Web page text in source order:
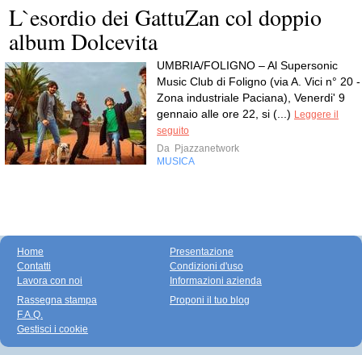
L`esordio dei GattuZan col doppio
album Dolcevita
UMBRIA/FOLIGNO – Al Supersonic
Music Club di Foligno (via A. Vici n° 20 -
Zona industriale Paciana), Venerdi' 9
gennaio alle ore 22, si (...) Leggere il
seguito
Da Pjazzanetwork
MUSICA
Home
Contatti
Lavora con noi
Presentazione
Condizioni d'uso
Informazioni azienda
Rassegna stampa
F.A.Q.
Gestisci i cookie
Proponi il tuo blog